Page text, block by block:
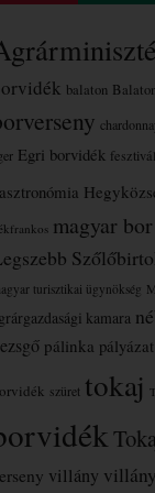
balaton
Egri borvidék fesztivál
magyar
turisztikai ügynökség
kamara
pálinka pályázat
szüret tokaj
villány